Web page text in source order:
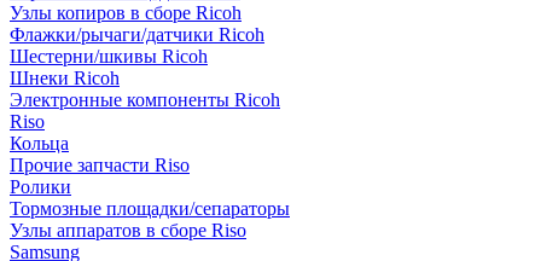
Узлы копиров в сборе Ricoh
Флажки/рычаги/датчики Ricoh
Шестерни/шкивы Ricoh
Шнеки Ricoh
Электронные компоненты Ricoh
Riso
Кольца
Прочие запчасти Riso
Ролики
Тормозные площадки/сепараторы
Узлы аппаратов в сборе Riso
Samsung